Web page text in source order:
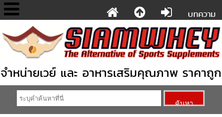
บทความ
จำหน่ายเวย์ และ อาหารเสริมคุณภาพ ราคาถูก